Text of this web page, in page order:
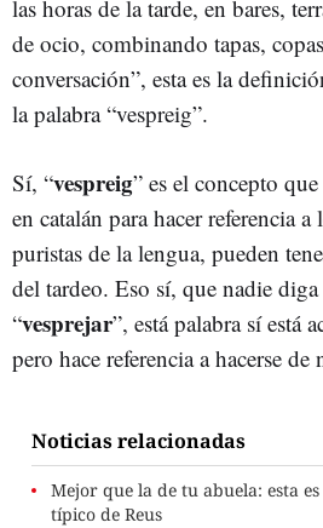
las horas de la tarde, en bares,
de ocio, combinando tapas,
conversación”, esta es la
la palabra “vespreig”.
Sí, “vespreig” es el concepto
en catalán para hacer referencia
puristas de la lengua, pueden
del tardeo. Eso sí, que nadie
“vesprejar”, está palabra sí está
pero hace referencia a hacerse de
Noticias relacionadas
Mejor que la de tu abuela: esta
típico de Reus